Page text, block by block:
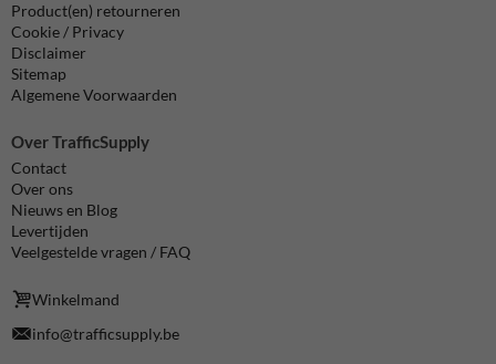
Product(en) retourneren
Cookie / Privacy
Disclaimer
Sitemap
Algemene Voorwaarden
Over TrafficSupply
Contact
Over ons
Nieuws en Blog
Levertijden
Veelgestelde vragen / FAQ
Winkelmand
info@trafficsupply.be